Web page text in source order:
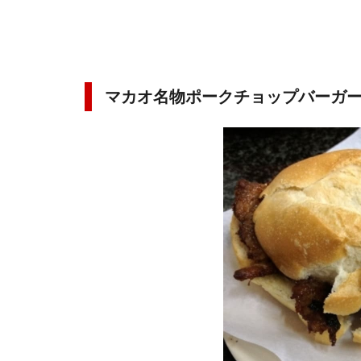
マカオ名物ポークチョップバーガ